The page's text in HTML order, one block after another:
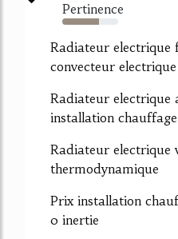
Pertinence
65%
Radiateur electrique
convecteur electrique
Radiateur electrique
installation
Radiateur electrique
thermodynamique
Prix installation
0 inertie